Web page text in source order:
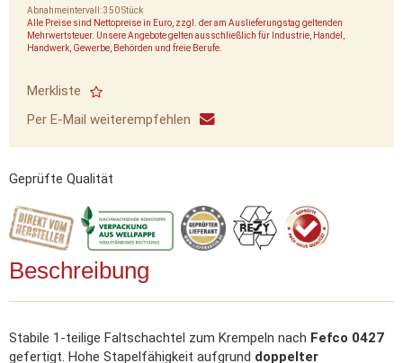
Abnahmeintervall: 350 Stück
Alle Preise sind Nettopreise in Euro, zzgl. der am Auslieferungstag geltenden
Mehrwertsteuer. Unsere Angebote gelten ausschließlich für Industrie, Handel,
Handwerk, Gewerbe, Behörden und freie Berufe.
Merkliste
Per E-Mail weiterempfehlen
Geprüfte Qualität
Beschreibung
Stabile 1-teilige Faltschachtel zum Krempeln nach Fefco 0427
gefertigt. Hohe Stapelfähigkeit aufgrund doppelter